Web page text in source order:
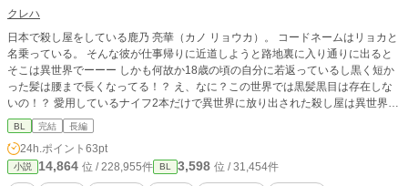
クレハ
日本で殺し屋をしている鹿乃 亮華（カノ リョウカ）。 コードネームはリョカと
名乗っている。 そんな彼が仕事帰りに近道しようと路地裏に入り通りに出ると
そこは異世界でーーー しかも何故か18歳の頃の自分に若返っているし黒く短か
った髪は腰まで長くなってる！？ え、なに？この世界では黒髪黒目は存在しな
いの！？ 愛用しているナイフ2本だけで異世界に放り出された殺し屋は異世界で
もやっていけるのかーーー ※R18はあまりありません、雰囲気だけでも楽しん
でいただければと思います。拙い文章ですがよろしくお願い致します。
BL 完結 長編
24h.ポイント 63pt
小説 14,864 位 / 228,955件 BL 3,598 位 / 31,454件